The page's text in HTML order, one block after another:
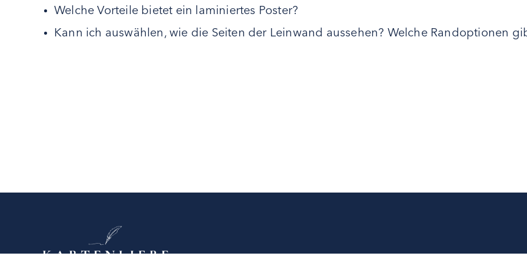
Welche Vorteile bietet ein laminiertes Poster?
Kann ich auswählen, wie die Seiten der Leinwand aussehen? Welche Randoptionen